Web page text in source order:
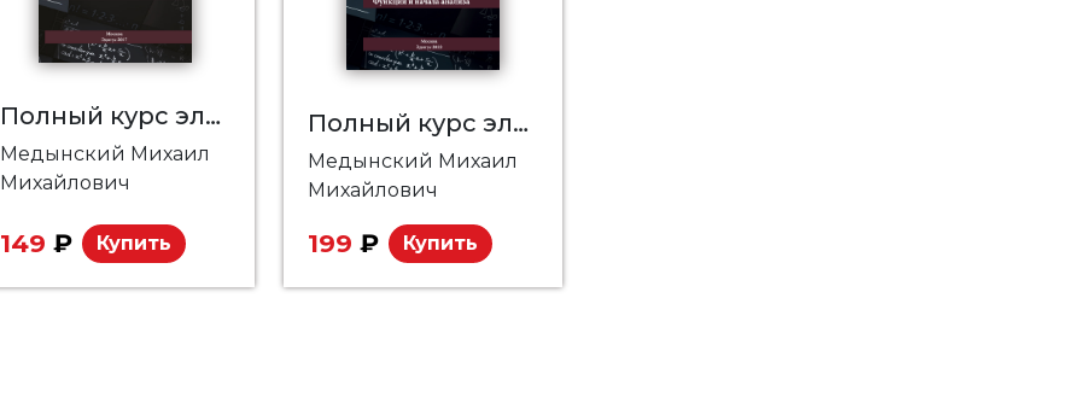
Полный курс элементарной математики в задачах и упражнениях. Книга 5: Уравнения и системы уравнений. Текстовые задачи.
Медынский Михаил
Михайлович
149 ₽ Купить
Полный курс элементарной математики в задачах и упражнениях. Книга 4: Функции и начала анализа
Медынский Михаил
Михайлович
199 ₽ Купить